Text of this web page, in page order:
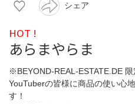
シェア
HOT !
あらまやらま
※BEYOND-REAL-ESTATE.DE
YouTuberの皆様に商品の使い心
す！